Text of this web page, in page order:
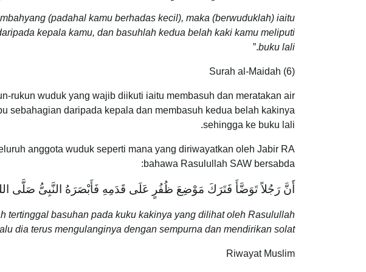
(padahal kamu berhadas kecil), maka (berwuduklah) iaitu
kepala kamu, dan basuhlah kedua belah kaki kamu meliputi
buku lali
.”
Surah al-Maidah (6)
rukun wuduk yang wajib diikuti iaitu membasuh dan meratakan air
sebahagian daripada kepala dan membasuh kedua belah kakinya
sehingga ke buku lali.
anggota wuduk seperti mana yang diriwayatkan oleh Jabir RA
bahawa Rasulullah SAW bersabda:
أَنَّ رَجُلاً تَوَضَّأَ فَتَرَكَ مَوْضِعَ ظُفُرٍ عَلَى قَدَمِهِ فَأَبْصَرَهُ النَّبِىُّ
tertinggal basuhan pada kuku kakinya yang dilihat oleh Rasulullah
dia terus mengulanginya dengan sempurna dan mendirikan solat.
Riwayat Muslim